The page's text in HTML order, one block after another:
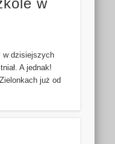
w
w dzisiejszych
A jednak!
już od